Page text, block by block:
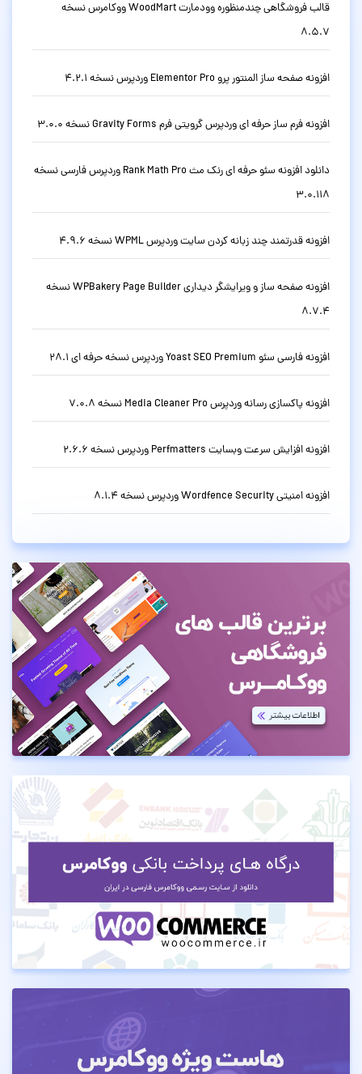
قالب فروشگاهی چندمنظوره وودمارت WoodMart ووکامرس نسخه
8.5.7
افزونه صفحه ساز المنتور پرو Elementor Pro وردپرس نسخه 4.2.1
افزونه فرم ساز حرفه ای وردپرس گرویتی فرم Gravity Forms نسخه 3.0.0
دانلود افزونه سئو حرفه ای رنک مث Rank Math Pro وردپرس فارسی نسخه
3.0.118
افزونه قدرتمند چند زبانه کردن سایت وردپرس WPML نسخه 4.9.6
افزونه صفحه ساز و ویرایشگر دیداری WPBakery Page Builder نسخه
8.7.4
افزونه فارسی سئو Yoast SEO Premium وردپرس نسخه حرفه ای 28.1
افزونه پاکسازی رسانه وردپرس Media Cleaner Pro نسخه 7.0.8
افزونه افزایش سرعت وبسایت Perfmatters وردپرس نسخه 2.6.6
افزونه امنیتی Wordfence Security وردپرس نسخه 8.1.4